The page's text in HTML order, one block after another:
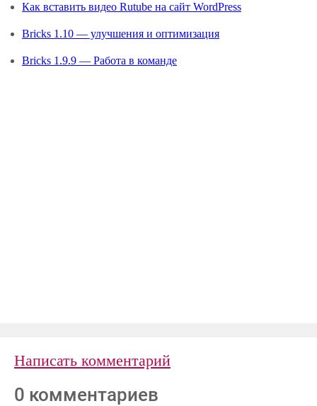
Как вставить видео Rutube на сайт WordPress
Bricks 1.10 — улучшения и оптимизация
Bricks 1.9.9 — Работа в команде
Написать комментарий
0 комментариев